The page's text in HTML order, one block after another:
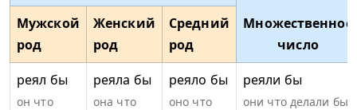
Множественное
число
Мужской
род
Женский
род
Средний
род
реял бы
он что
реяла бы
она что
реяло бы
оно что
реяли бы
они что делали бы?